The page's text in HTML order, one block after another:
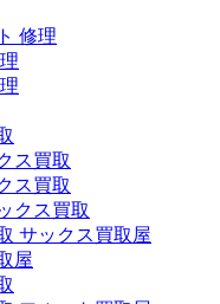
修理
ス買取
ス買取
クス買取
サックス買取屋
屋